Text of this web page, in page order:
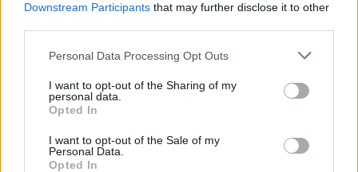
Downstream Participants that may further disclose it to other
Please note that this website/app uses one or more Google
not limited to your visit or usage behaviour. You may click to
grant or deny consent to Google and its third-party tags to
use your data for below specified purposes in below Google
consent section.
Personal Data Processing Opt Outs
I want to opt-out of the Sharing of my
personal data.
Opted In
I want to opt-out of the Sale of my
Personal Data.
Opted In
Share:
Ακολουθήστε το Νewsit.gr στοGoogle News
τελευταία νέατης ημέρας